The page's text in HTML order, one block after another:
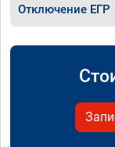
Отключение ЕГР